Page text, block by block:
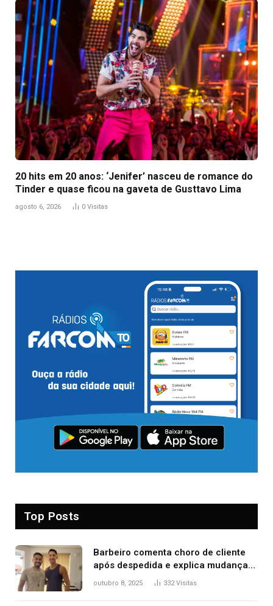
20 hits em 20 anos: ‘Jenifer’ nasceu de romance do
Tinder e quase ficou na gaveta de Gusttavo Lima
agosto 6, 2026 0 Visitas
Top Posts
Barbeiro comenta choro de cliente
após despedida e explica mudança
para o TO: ‘Não esperava atingir
outubro 8, 2025 332Visitas